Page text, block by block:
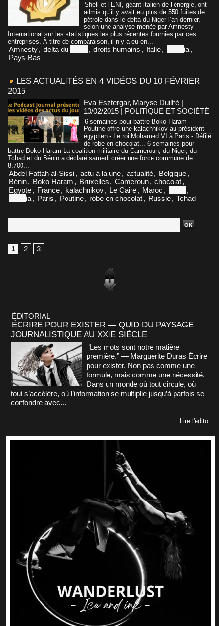
Shell et l’ENI, géant italien de l’énergie, ont
admis qu’il y avait eu plus de 550 fuites de
pétrole dans le delta du Niger l’an dernier,
selon une analyse menée par Amnesty
International sur les statistiques les plus récentes fournies par ces
entreprises. À titre de comparaison, il n’y a eu en...
Amnesty, delta du , droits humains , Italie, ia,
Pays-Bas
LES ACTUALITÉS EN 4 VIDÉOS DU 10 FÉVRIER
2015
Eva Esztergar, Maryse Duilhé |
10/02/2015 | POLITIQUE ET SOCIÉTÉ
6 semaines pour battre Boko Haram -
Poutine offre une kalachnikov au président
égyptien - Le roi Mohamed VI à Paris - Défilé
de robe en chocolat... 6 semaines pour
battre Boko Haram La coalition militaire du Cameroun, du Niger, du
Tchad et du Bénin a déclaré samedi créer une force commune de
8.700...
Abdel Fattah al-Sissi, actu à la une, actualité, Belgique,
Bénin, Boko Haram , Bruxelles , Cameroun, chocolat,
Egypte, France, kalachnikov, Le Caire, Maroc ,
,
ia, Paris , Poutine, robe en chocolat, Russie, Tchad
1 2 3
ÉDITORIAL
ÉCRIRE POUR EXISTER — QUID DU PAYSAGE
JOURNALISTIQUE AU XXIE SIÈCLE
“Les mots sont notre matière
première.” — Marguerite Duras Écrire
pour exister. Non pas comme une
formule, mais comme une nécessité.
Dans un monde où tout circule, où
tout s’accélère, où l’information se multiplie jusqu’à parfois se
confondre avec...
Lire l'édito